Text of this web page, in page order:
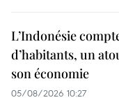
L’Indonésie
d’habitants, un
son économie
05/08/2026 10:27